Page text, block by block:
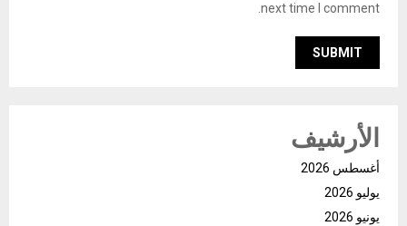
next time I comment.
الأرشيف
أغسطس 2026
يوليو 2026
يونيو 2026